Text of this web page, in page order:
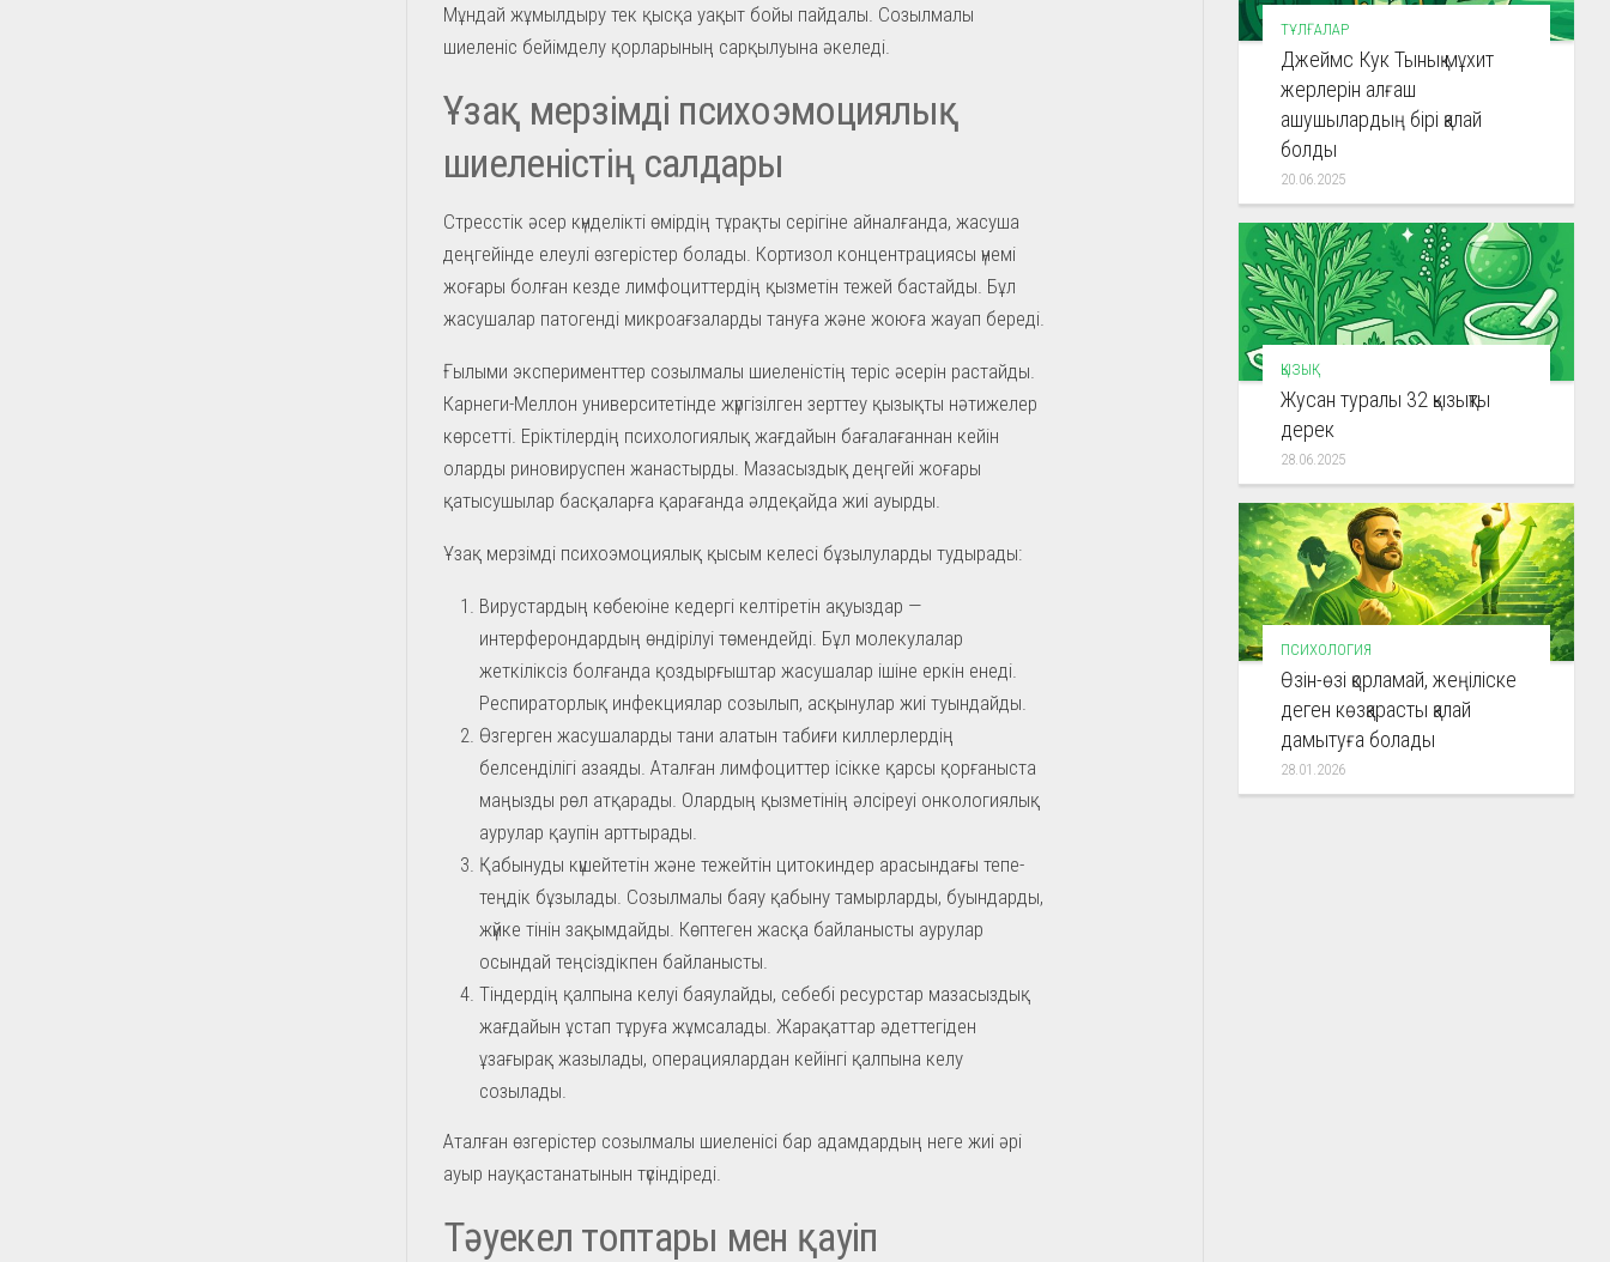
Мұндай жұмылдыру тек қысқа уақыт бойы пайдалы. Созылмалы
шиеленіс бейімделу қорларының сарқылуына әкеледі.
Ұзақ мерзімді психоэмоциялық
шиеленістің салдары
Стресстік әсер күнделікті өмірдің тұрақты серігіне айналғанда, жасуша
деңгейінде елеулі өзгерістер болады. Кортизол концентрациясы үнемі
жоғары болған кезде лимфоциттердің қызметін тежей бастайды. Бұл
жасушалар патогенді микроағзаларды тануға және жоюға жауап береді.
Ғылыми эксперименттер созылмалы шиеленістің теріс әсерін растайды.
Карнеги-Меллон университетінде жүргізілген зерттеу қызықты нәтижелер
көрсетті. Еріктілердің психологиялық жағдайын бағалағаннан кейін
оларды риновируспен жанастырды. Мазасыздық деңгейі жоғары
қатысушылар басқаларға қарағанда әлдеқайда жиі ауырды.
Ұзақ мерзімді психоэмоциялық қысым келесі бұзылуларды тудырады:
Вирустардың көбеюіне кедергі келтіретін ақуыздар —
интерферондардың өндірілуі төмендейді. Бұл молекулалар
жеткіліксіз болғанда қоздырғыштар жасушалар ішіне еркін енеді.
Респираторлық инфекциялар созылып, асқынулар жиі туындайды.
Өзгерген жасушаларды тани алатын табиғи киллерлердің
белсенділігі азаяды. Аталған лимфоциттер ісікке қарсы қорғаныста
маңызды рөл атқарады. Олардың қызметінің әлсіреуі онкологиялық
аурулар қаупін арттырады.
Қабынуды күшейтетін және тежейтін цитокиндер арасындағы тепе-
теңдік бұзылады. Созылмалы баяу қабыну тамырларды, буындарды,
жүйке тінін зақымдайды. Көптеген жасқа байланысты аурулар
осындай теңсіздікпен байланысты.
Тіндердің қалпына келуі баяулайды, себебі ресурстар мазасыздық
жағдайын ұстап тұруға жұмсалады. Жарақаттар әдеттегіден
ұзағырақ жазылады, операциялардан кейінгі қалпына келу
созылады.
Аталған өзгерістер созылмалы шиеленісі бар адамдардың неге жиі әрі
ауыр науқастанатынын түсіндіреді.
Тәуекел топтары мен қауіп
ТҰЛҒАЛАР
Джеймс Кук Тынық мұхит
жерлерін алғаш
ашушылардың бірі қалай
болды
20.06.2025
ҚЫЗЫҚ
Жусан туралы 32 қызықты
дерек
28.06.2025
ПСИХОЛОГИЯ
Өзін-өзі қорламай, жеңіліске
деген көзқарасты қалай
дамытуға болады
28.01.2026